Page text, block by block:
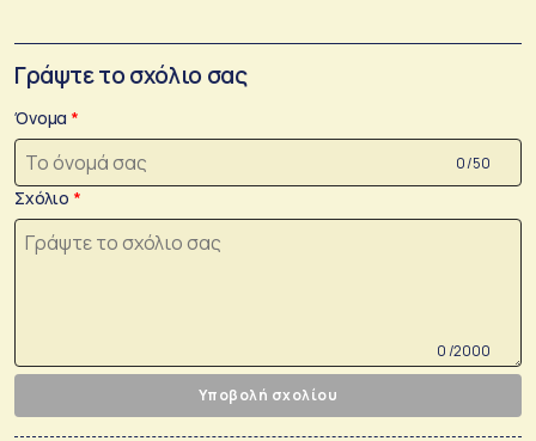
Γράψτε το σχόλιο σας
Όνομα
0 /50
Σχόλιο
0 /2000
Υποβολή σχολίου